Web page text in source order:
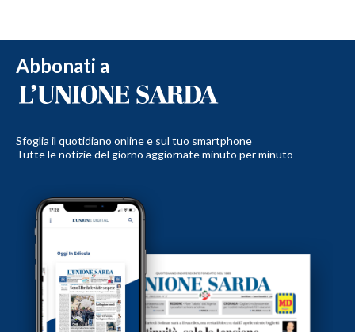
Abbonati a
Sfoglia il quotidiano online e sul tuo smartphone
Tutte le notizie del giorno aggiornate minuto per minuto